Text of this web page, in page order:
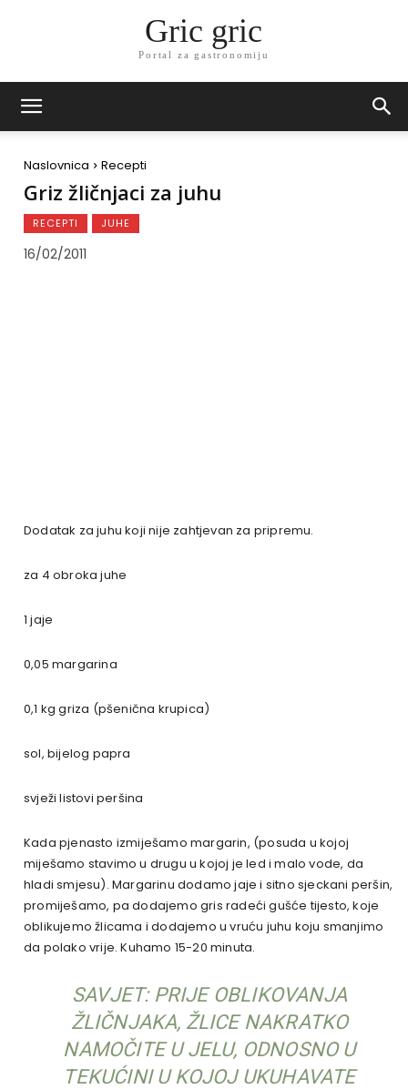
Gric gric
Portal za gastronomiju
Naslovnica Recepti
Griz žličnjaci za juhu
RECEPTI JUHE
16/02/2011
Dodatak za juhu koji nije zahtjevan za pripremu.
za 4 obroka juhe
1 jaje
0,05 margarina
0,1 kg griza (pšenična krupica)
sol, bijelog papra
svježi listovi peršina
Kada pjenasto izmiješamo margarin, (posuda u kojoj
miješamo stavimo u drugu u kojoj je led i malo vode, da
hladi smjesu). Margarinu dodamo jaje i sitno sjeckani peršin,
promiješamo, pa dodajemo gris radeći gušće tijesto, koje
oblikujemo žlicama i dodajemo u vruću juhu koju smanjimo
da polako vrije. Kuhamo 15-20 minuta.
SAVJET: PRIJE OBLIKOVANJA
ŽLIČNJAKA, ŽLICE NAKRATKO
NAMOČITE U JELU, ODNOSNO U
TEKUĆINI U KOJOJ UKUHAVATE